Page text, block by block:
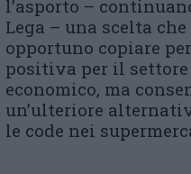
l’asporto –
Lega – una scelta
opportuno copiare
positiva per il
economico, ma
un’ulteriore
le code nei